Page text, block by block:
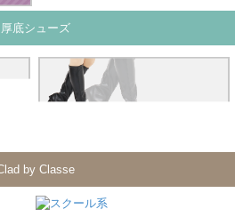
厚底シューズ